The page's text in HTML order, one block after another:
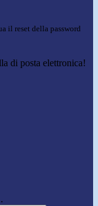
il reset della password
di posta elettronica!